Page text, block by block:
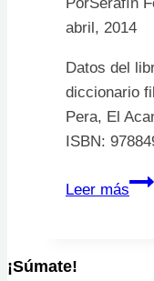
abril, 2014
Datos del
diccionario
Pera, El
ISBN:
Leer más
El
¡Súmate!